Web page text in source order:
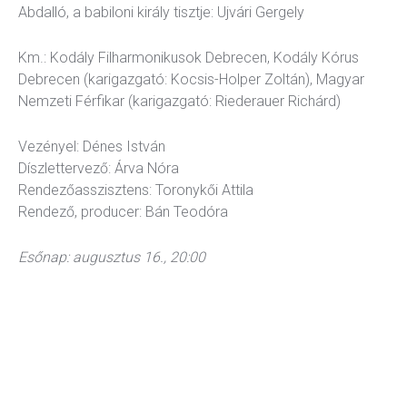
Abdalló, a babiloni király tisztje: Ujvári Gergely
Km.: Kodály Filharmonikusok Debrecen, Kodály Kórus
Debrecen (karigazgató: Kocsis-Holper Zoltán), Magyar
Nemzeti Férfikar (karigazgató: Riederauer Richárd)
Vezényel: Dénes István
Díszlettervező: Árva Nóra
Rendezőasszisztens: Toronykői Attila
Rendező, producer: Bán Teodóra
Esőnap: augusztus 16., 20:00